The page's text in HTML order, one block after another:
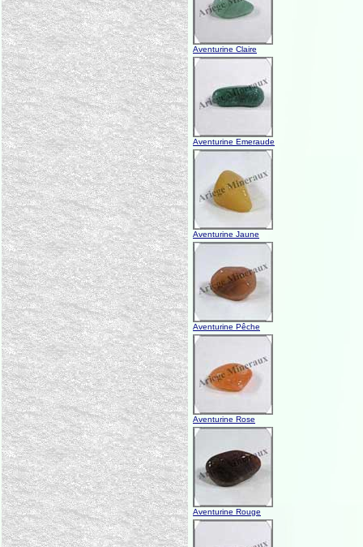
Aventurine Claire
Aventurine Emeraude
Aventurine Jaune
Aventurine Pêche
Aventurine Rose
Aventurine Rouge